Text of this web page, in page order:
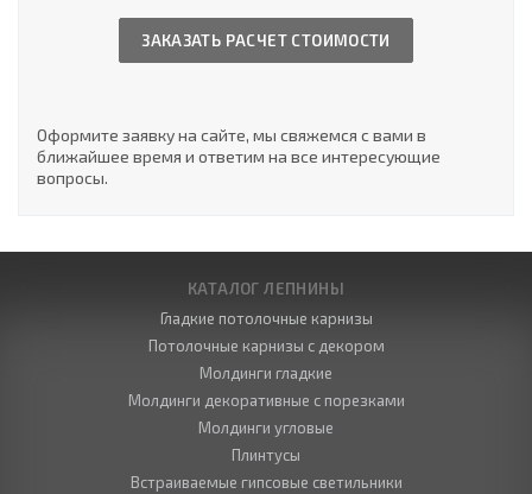
ЗАКАЗАТЬ РАСЧЕТ СТОИМОСТИ
Оформите заявку на сайте, мы свяжемся с вами в
ближайшее время и ответим на все интересующие
вопросы.
КАТАЛОГ ЛЕПНИНЫ
Гладкие потолочные карнизы
Потолочные карнизы с декором
Молдинги гладкие
Молдинги декоративные с порезками
Молдинги угловые
Плинтусы
Встраиваемые гипсовые светильники